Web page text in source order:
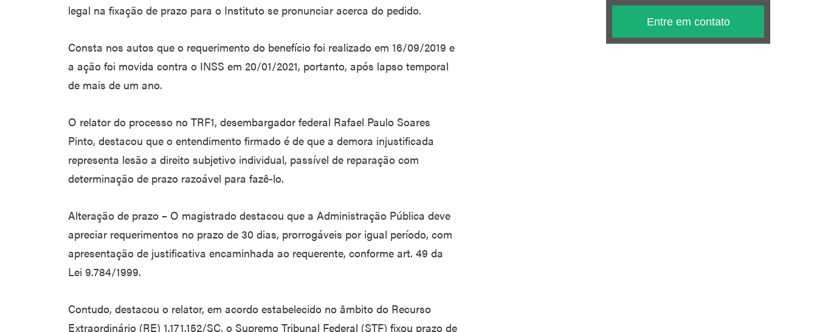
legal na fixação de prazo para o Instituto se pronunciar acerca do pedido.
Consta nos autos que o requerimento do benefício foi realizado em 16/09/2019 e
a ação foi movida contra o INSS em 20/01/2021, portanto, após lapso temporal
de mais de um ano.
O relator do processo no TRF1, desembargador federal Rafael Paulo Soares
Pinto, destacou que o entendimento firmado é de que a demora injustificada
representa lesão a direito subjetivo individual, passível de reparação com
determinação de prazo razoável para fazê-lo.
Alteração de prazo – O magistrado destacou que a Administração Pública deve
apreciar requerimentos no prazo de 30 dias, prorrogáveis por igual período, com
apresentação de justificativa encaminhada ao requerente, conforme art. 49 da
Lei 9.784/1999.
Contudo, destacou o relator, em acordo estabelecido no âmbito do Recurso
Extraordinário (RE) 1.171.152/SC, o Supremo Tribunal Federal (STF) fixou prazo de
Entre em contato